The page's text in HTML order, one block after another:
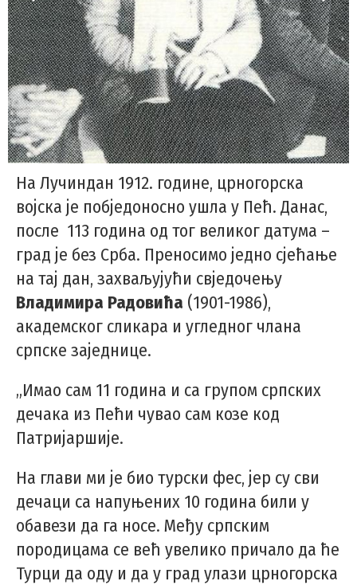
На Лучиндан 1912. године, црногорска
војска је побједоносно ушла у Пећ. Данас,
после 113 година од тог великог датума –
град је без Срба. Преносимо једно сјећање
на тај дан, захваљујући свједочењу
Владимира Радовића (1901-1986),
академског сликара и угледног члана
српске заједнице.
„Имао сам 11 година и са групом српских
дечака из Пећи чувао сам козе код
Патријаршије.
На глави ми је био турски фес, јер су сви
дечаци са напуњених 10 година били у
обавези да га носе. Међу српским
породицама се већ увелико причало да ће
Турци да оду и да у град улази црногорска